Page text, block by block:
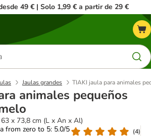
49 € | Solo 1,99 € a partir de 29 €
Jaulas grandes TIAKI jaula para animales
animales pequeños
x 73,8 cm (L x An x Al)
from zero to 5: 5.0/5
(4)